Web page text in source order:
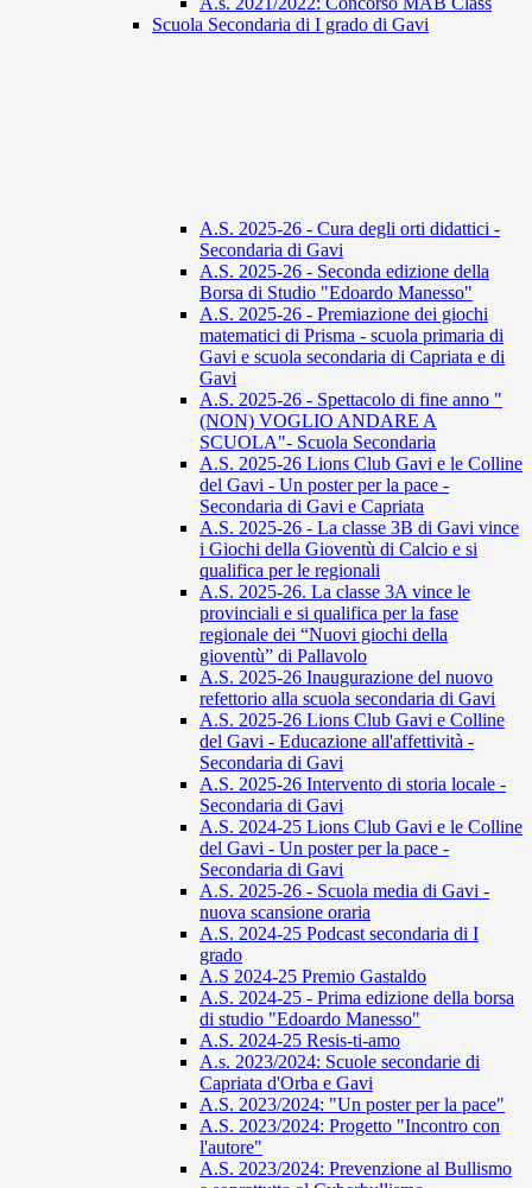
Scuola Secondaria di I grado di Gavi
A.S. 2025-26 - Cura degli orti didattici -
Secondaria di Gavi
A.S. 2025-26 - Seconda edizione della
Borsa di Studio "Edoardo Manesso"
A.S. 2025-26 - Premiazione dei giochi
matematici di Prisma - scuola primaria di
Gavi e scuola secondaria di Capriata e di
Gavi
A.S. 2025-26 - Spettacolo di fine anno "
(NON) VOGLIO ANDARE A
SCUOLA"- Scuola Secondaria
A.S. 2025-26 Lions Club Gavi e le Colline
del Gavi - Un poster per la pace -
Secondaria di Gavi e Capriata
A.S. 2025-26 - La classe 3B di Gavi vince
i Giochi della Gioventù di Calcio e si
qualifica per le regionali
A.S. 2025-26. La classe 3A vince le
provinciali e si qualifica per la fase
regionale dei “Nuovi giochi della
gioventù” di Pallavolo
A.S. 2025-26 Inaugurazione del nuovo
refettorio alla scuola secondaria di Gavi
A.S. 2025-26 Lions Club Gavi e Colline
del Gavi - Educazione all'affettività -
Secondaria di Gavi
A.S. 2025-26 Intervento di storia locale -
Secondaria di Gavi
A.S. 2024-25 Lions Club Gavi e le Colline
del Gavi - Un poster per la pace -
Secondaria di Gavi
A.S. 2025-26 - Scuola media di Gavi -
nuova scansione oraria
A.S. 2024-25 Podcast secondaria di I
grado
A.S 2024-25 Premio Gastaldo
A.S. 2024-25 - Prima edizione della borsa
di studio "Edoardo Manesso"
A.S. 2024-25 Resis-ti-amo
A.s. 2023/2024: Scuole secondarie di
Capriata d'Orba e Gavi
A.S. 2023/2024: "Un poster per la pace"
A.S. 2023/2024: Progetto "Incontro con
l'autore"
A.S. 2023/2024: Prevenzione al Bullismo